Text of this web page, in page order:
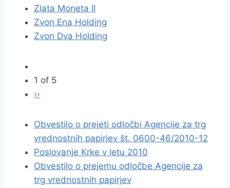
Zlata Moneta II
Zvon Ena Holding
Zvon Dva Holding
1 of 5
››
Obvestilo o prejeti odločbi Agencije za trg
vrednostnih papirjev št. 0600-46/2010-12
Poslovanje Krke v letu 2010
Obvestilo o prejemu odločbe Agencije za
trg vrednostnih papirjev